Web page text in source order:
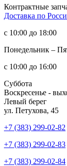
Контрактные
Доставка по
с 10:00 до 18:00
Понедельник –
с 10:00 до 16:00
Суббота
Воскресенье -
Левый берег
ул. Петухова, 45
+7 (383) 299-02-82
+7 (383) 299-02-83
+7 (383) 299-02-84